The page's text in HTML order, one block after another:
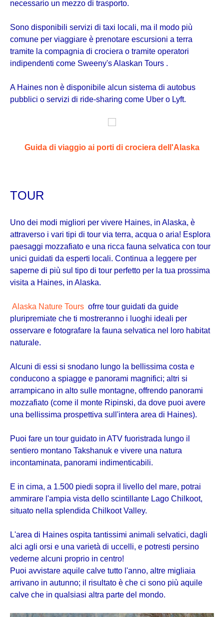
necessario un mezzo di trasporto.
Sono disponibili servizi di taxi locali, ma il modo più
comune per viaggiare è prenotare escursioni a terra
tramite la compagnia di crociera o tramite operatori
indipendenti come Sweeny's Alaskan Tours .
A Haines non è disponibile alcun sistema di autobus
pubblici o servizi di ride-sharing come Uber o Lyft.
Guida di viaggio ai porti di crociera dell'Alaska
TOUR
Uno dei modi migliori per vivere Haines, in Alaska, è
attraverso i vari tipi di tour via terra, acqua o aria! Esplora
paesaggi mozzafiato e una ricca fauna selvatica con tour
unici guidati da esperti locali. Continua a leggere per
saperne di più sul tipo di tour perfetto per la tua prossima
visita a Haines, in Alaska.
Alaska Nature Tours ofrre tour guidati da guide
pluripremiate che ti mostreranno i luoghi ideali per
osservare e fotografare la fauna selvatica nel loro habitat
naturale.
Alcuni di essi si snodano lungo la bellissima costa e
conducono a spiagge e panorami magnifici; altri si
arrampicano in alto sulle montagne, offrendo panorami
mozzafiato (come il monte Ripinski, da dove puoi avere
una bellissima prospettiva sull'intera area di Haines).
Puoi fare un tour guidato in ATV fuoristrada lungo il
sentiero montano Takshanuk e vivere una natura
incontaminata, panorami indimenticabili.
E in cima, a 1.500 piedi sopra il livello del mare, potrai
ammirare l'ampia vista dello scintillante Lago Chilkoot,
situato nella splendida Chilkoot Valley.
L'area di Haines ospita tantissimi animali selvatici, dagli
alci agli orsi e una varietà di uccelli, e potresti persino
vederne alcuni proprio in centro!
Puoi avvistare aquile calve tutto l'anno, altre migliaia
arrivano in autunno; il risultato è che ci sono più aquile
calve che in qualsiasi altra parte del mondo.